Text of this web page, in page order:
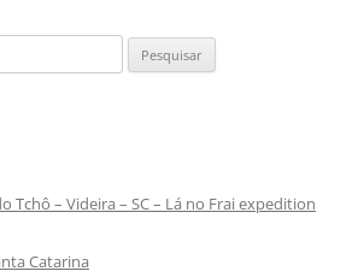
Tchô – Videira – SC – Lá no Frai expedition
Catarina